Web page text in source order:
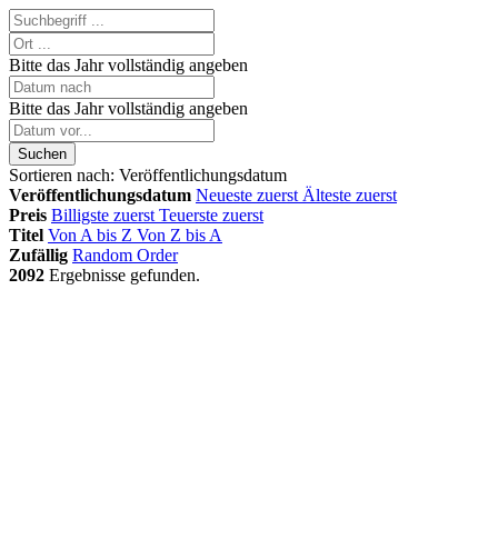
Bitte das Jahr vollständig angeben
Bitte das Jahr vollständig angeben
Suchen
Sortieren nach: Veröffentlichungsdatum
Veröffentlichungsdatum Neueste zuerst Älteste zuerst
Preis Billigste zuerst Teuerste zuerst
Titel Von A bis Z Von Z bis A
Zufällig Random Order
2092 Ergebnisse gefunden.